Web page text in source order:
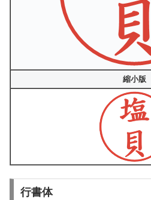
縮小版
行書体